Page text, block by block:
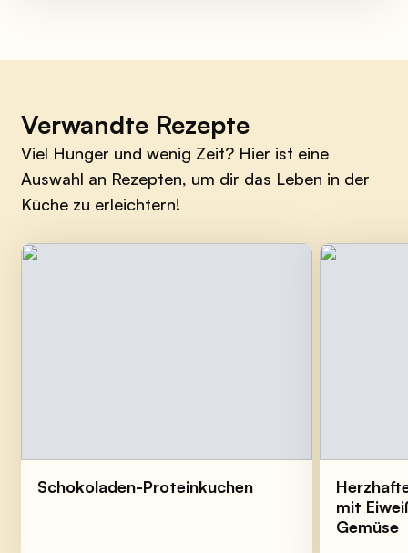
Verwandte Rezepte
Viel Hunger und wenig Zeit? Hier ist eine
Auswahl an Rezepten, um dir das Leben in der
Küche zu erleichtern!
Schokoladen-Proteinkuchen
mit
Gemüse